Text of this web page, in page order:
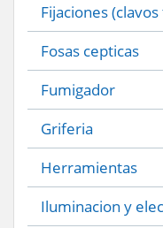
Fijaciones
Fosas cepticas
Fumigador
Griferia
Herramientas
Iluminacion y